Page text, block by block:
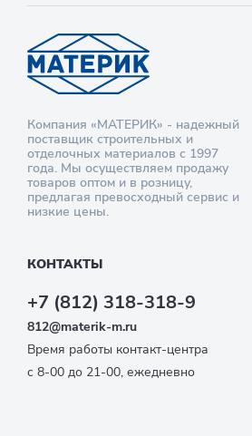
Компания «МАТЕРИК» - надежный
поставщик строительных и
отделочных материалов с 1997
года. Мы осуществляем продажу
товаров оптом и в розницу,
предлагая превосходный сервис и
низкие цены.
КОНТАКТЫ
+7 (812) 318-318-9
812@materik-m.ru
Время работы контакт-центра
с 8-00 до 21-00, ежедневно